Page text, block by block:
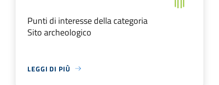
Punti di interesse della categoria
Sito archeologico
LEGGI DI PIÙ